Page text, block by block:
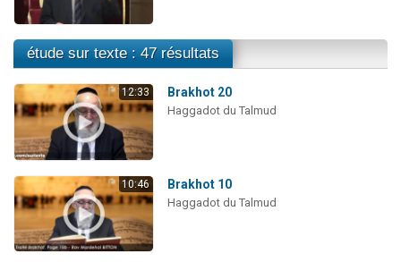
étude sur texte : 47 résultats
12:33 Brakhot 20
Haggadot du Talmud
10:46 Brakhot 10
Haggadot du Talmud